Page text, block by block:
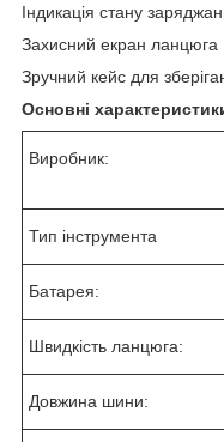
Індикація стану
Захисний екран ланцюга
Зручний кейс для
Основні
Виробник:
Тип інструмента
Батарея:
Швидкість ланцюга:
Довжина шини: